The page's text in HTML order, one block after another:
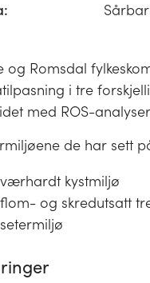
og Romsdal
i tre
med ROS-
de har sett
værhardt kystmiljø
flom- og skredutsatt
setermiljø